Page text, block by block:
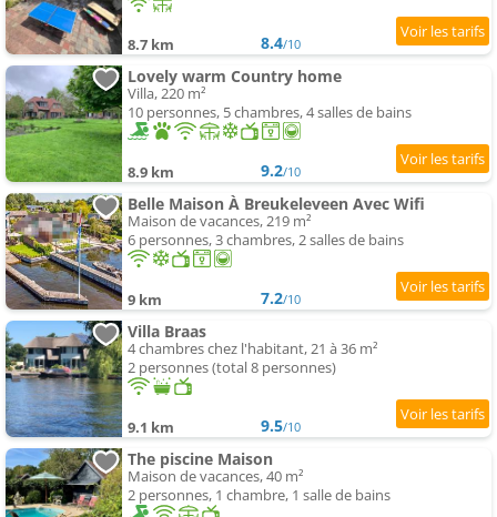
8.7 km 8.4/10
Lovely warm Country home
Villa, 220 m²
10 personnes, 5 chambres, 4 salles de bains
8.9 km 9.2/10
Belle Maison À Breukeleveen Avec Wifi
Maison de vacances, 219 m²
6 personnes, 3 chambres, 2 salles de bains
9 km 7.2/10
Villa Braas
4 chambres chez l'habitant, 21 à 36 m²
2 personnes (total 8 personnes)
9.1 km 9.5/10
The piscine Maison
Maison de vacances, 40 m²
2 personnes, 1 chambre, 1 salle de bains